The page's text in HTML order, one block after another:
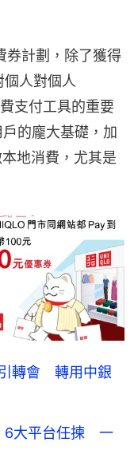
券計劃，除了獲得
人對個人
支付工具的重要
的龐大基礎，加
地消費，尤其是
轉會 轉用中銀
6大平台任揀 一